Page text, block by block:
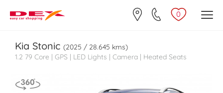
0
Kia Stonic (2025 / 28.645 kms)
1.2 79 Core | GPS | LED Lights | Camera | Heated Seats